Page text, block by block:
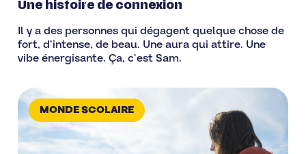
Une histoire de connexion
Il y a des personnes qui dégagent quelque chose de
fort, d’intense, de beau. Une aura qui attire. Une
vibe énergisante. Ça, c’est Sam.
MONDE SCOLAIRE